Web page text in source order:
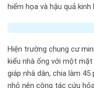
hiểm họa và hậu quả kinh
Hiện trường chung cư
kiểu nhà ống với một
giáp nhà dân, chia làm
nhỏ nên công tác cứu